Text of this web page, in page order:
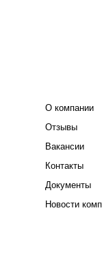
О компании
Отзывы
Вакансии
Контакты
Документы
Новости